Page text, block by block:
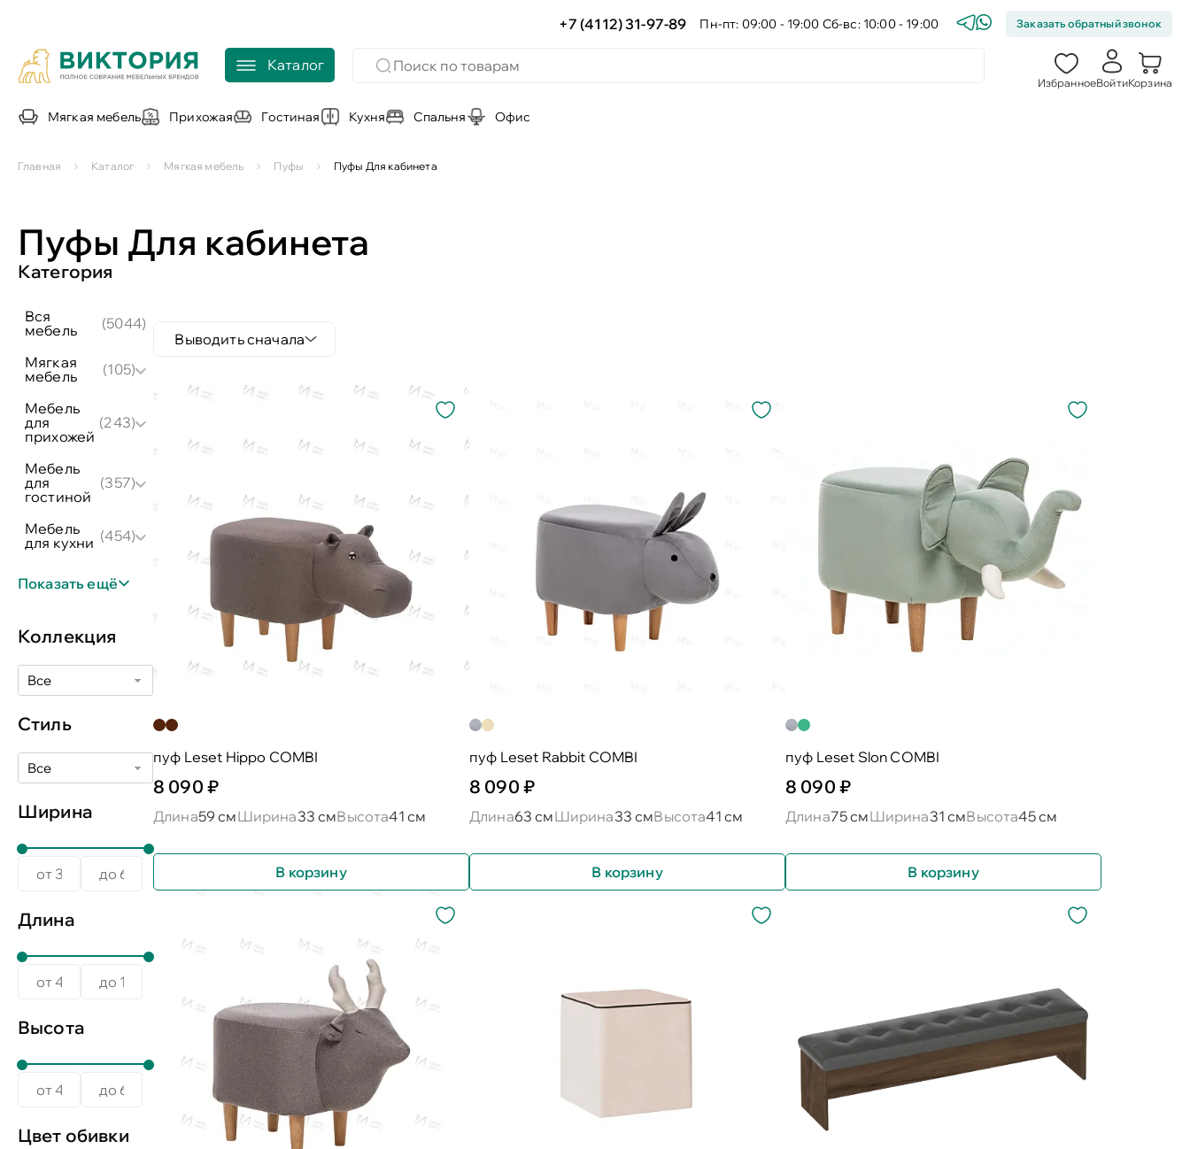
+7 (4112) 31-97-89 Пн-пт: 09:00 - 19:00 Сб-вс: 10:00 - 19:00 Заказать обратный звонок
Каталог
ИзбранноеВойтиКорзина
Мягкая мебель Прихожая Гостиная Кухня Спальня Офис
Главная Каталог Мягкая мебель Пуфы Пуфы Для кабинета
Пуфы Для кабинета
Категория
вся
мебель
(5044)
мягкая
мебель
(105)
мебель
для
прихожей
(243)
мебель
для
гостиной
(357)
мебель
для кухни (454)
Показать ещё
Коллекция
Все
Стиль
Все
Ширина
Длина
Высота
Цвет обивки
Выводить сначала
пуф Leset Hippo COMBI
8 090 ₽
Длина59 смШирина33 смВысота41 см
В корзину
пуф Leset Rabbit COMBI
8 090 ₽
Длина63 смШирина33 смВысота41 см
В корзину
пуф Leset Slon COMBI
8 090 ₽
Длина75 смШирина31 смВысота45 см
В корзину